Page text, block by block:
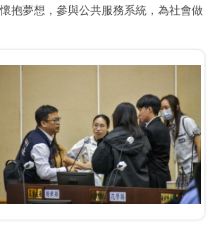
抱夢想，參與公共服務系統，為社會做